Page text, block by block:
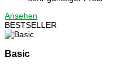
Ansehen
BESTSELLER
Basic